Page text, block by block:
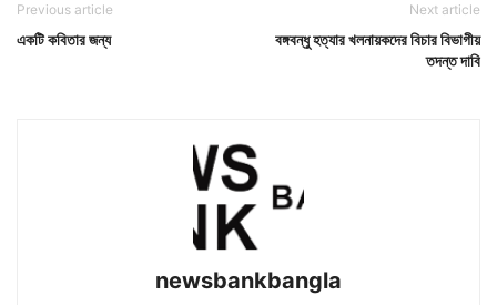
Previous article
একটি কবিতার জন্য
Next article
বঙ্গবন্ধু হত্যার খলনায়কদের বিচার বিভাগীয়
তদন্ত দাবি
newsbankbangla